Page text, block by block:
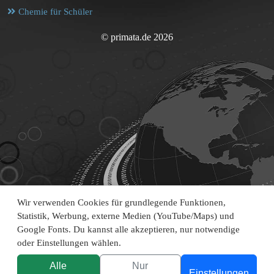
Wir verwenden Cookies für grundlegende Funktionen,
Statistik, Werbung, externe Medien (YouTube/Maps) und
Google Fonts. Du kannst alle akzeptieren, nur notwendige
oder Einstellungen wählen.
Alle Nur
Chemie für Schüler
© primata.de 2026